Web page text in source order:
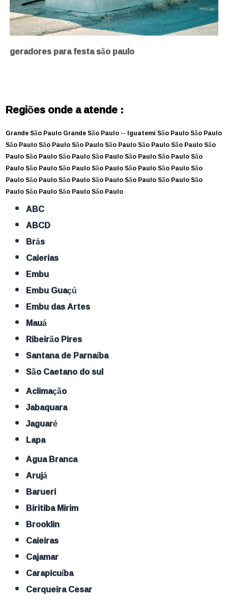
geradores para festa são paulo
Regiões onde a atende :
Grande São PauloGrande São Paulo -- IguatemiSão PauloSão Paulo
São PauloSão PauloSão PauloSão PauloSão PauloSão PauloSão
PauloSão PauloSão PauloSão PauloSão PauloSão PauloSão
PauloSão PauloSão PauloSão PauloSão PauloSão PauloSão
PauloSão PauloSão PauloSão PauloSão PauloSão PauloSão
PauloSão PauloSão PauloSão Paulo
ABC
ABCD
Brás
Caierias
Embu
Embu Guaçú
Embu das Artes
Mauá
Ribeirão Pires
Santana de Parnaíba
São Caetano do sul
Aclimação
Jabaquara
Jaguaré
Lapa
Agua Branca
Arujá
Barueri
Biritiba Mirim
Brooklin
Caieiras
Cajamar
Carapicuíba
Cerqueira Cesar